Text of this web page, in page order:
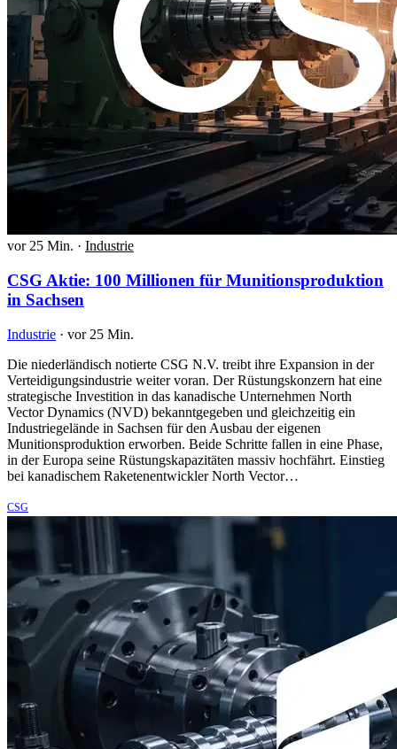
vor 25 Min. · Industrie
CSG Aktie: 100 Millionen für Munitionsproduktion
in Sachsen
Industrie · vor 25 Min.
Die niederländisch notierte CSG N.V. treibt ihre Expansion in der
Verteidigungsindustrie weiter voran. Der Rüstungskonzern hat eine
strategische Investition in das kanadische Unternehmen North
Vector Dynamics (NVD) bekanntgegeben und gleichzeitig ein
Industriegelände in Sachsen für den Ausbau der eigenen
Munitionsproduktion erworben. Beide Schritte fallen in eine Phase,
in der Europa seine Rüstungskapazitäten massiv hochfährt. Einstieg
bei kanadischem Raketenentwickler North Vector…
CSG